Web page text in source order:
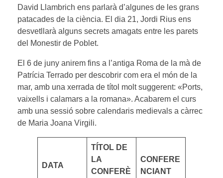
David Llambrich ens parlarà d’algunes de les grans
patacades de la ciència. El dia 21, Jordi Rius ens
desvetllarà alguns secrets amagats entre les parets
del Monestir de Poblet.
El 6 de juny anirem fins a l’antiga Roma de la mà de
Patrícia Terrado per descobrir com era el món de la
mar, amb una xerrada de títol molt suggerent: «Ports,
vaixells i calamars a la romana». Acabarem el curs
amb una sessió sobre calendaris medievals a càrrec
de Maria Joana Virgili.
DATA
TÍTOL DE
LA
CONFERÈ
CONFERE
NCIANT